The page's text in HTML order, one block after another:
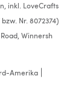
inkl. LoveCrafts
Nr. 8072374)
Winnersh
Amerika